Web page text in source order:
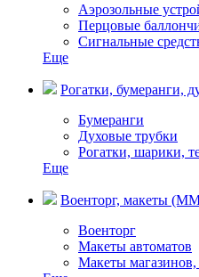
Аэрозольные
Перцовые
Сигнальные
Еще
Рогатки, бумеранги,
Бумеранги
Духовые трубки
Рогатки, шарики,
Еще
Военторг, макеты
Военторг
Макеты автоматов
Макеты магазинов,